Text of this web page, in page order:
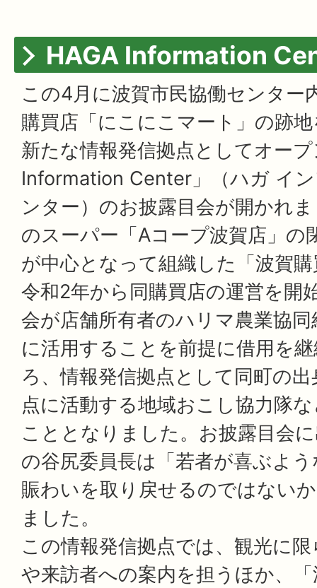
HAGA Information
この4月に波賀市民協働センター
購買店「にこにこマート」の跡
新たな情報発信拠点としてオー
Information Center」（ハガ イ
ンター）のお披露目会が開かれ
のスーパー「Aコープ波賀店」の
が中心となって組織した「波賀
令和2年から同購買店の運営を開
会が店舗所有者のハリマ農業協
に活用することを前提に借用を
ろ、情報発信拠点として同町の
点に活動する地域おこし協力隊
こととなりました。お披露目会
の谷尻委員長は「若者が喜ぶよ
賑わいを取り戻せるのではない
ました。
この情報発信拠点では、観光に
や来訪者への案内を担うほか、